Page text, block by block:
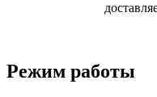
Режим работы